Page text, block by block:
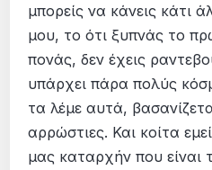
μπορείς να κάνεις κάτι
μου, το ότι ξυπνάς το
πονάς, δεν έχεις
υπάρχει πάρα πολύς
τα λέμε αυτά,
αρρώστιες. Και κοίτα
μας καταρχήν που είναι